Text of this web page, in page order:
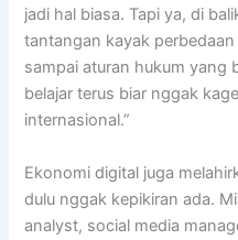
jadi hal biasa. Tapi ya, di
tantangan kayak
sampai aturan hukum yang
belajar terus biar nggak
internasional.”
Ekonomi digital juga
dulu nggak kepikiran ada.
analyst, social media